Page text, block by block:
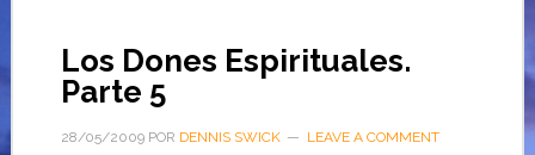
Los Dones Espirituales.
Parte 5
28/05/2009POR DENNIS SWICK LEAVE A COMMENT